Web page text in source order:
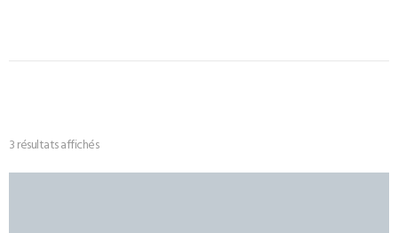
3 résultats affichés